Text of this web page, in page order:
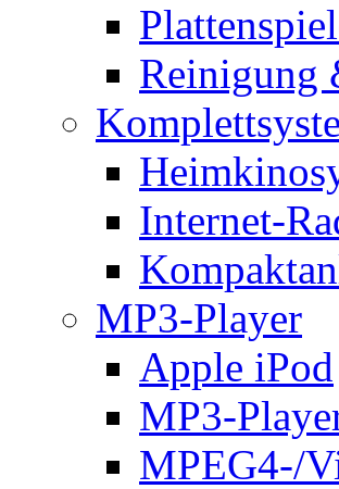
Reinigung
Internet-
MP3-Player
Apple iPod
MP3-
MPEG4-/